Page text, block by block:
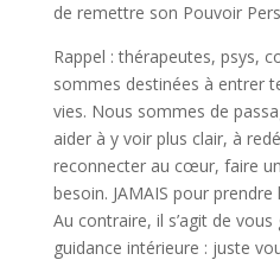
de remettre son Pouvoir
Rappel : thérapeutes, psys,
sommes destinées à entrer
vies. Nous sommes de
aider à y voir plus clair, à
reconnecter au cœur, faire
besoin. JAMAIS pour
Au contraire, il s’agit de
guidance intérieure : juste